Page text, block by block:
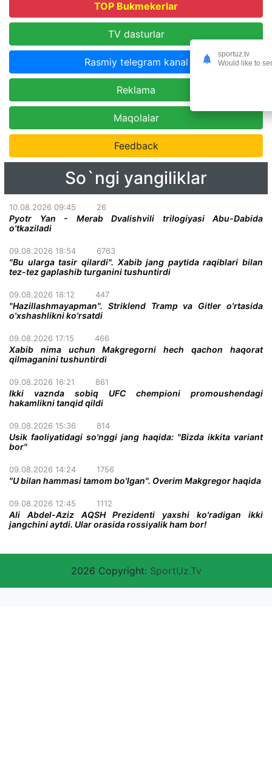
TOP Bukmekerlar
TV dasturlar
Rasmiy telegram kanal
Reklama
Maqolalar
Feedback
So`ngi yangiliklar
10.08.2026 09:45 26
Pyotr Yan - Merab Dvalishvili trilogiyasi Abu-Dabida
o'tkaziladi
09.08.2026 18:54 6763
"Bu ularga tasir qilardi". Xabib jang paytida raqiblari bilan
tez-tez gaplashib turganini tushuntirdi
09.08.2026 18:12 447
"Hazillashmayapman". Striklend Tramp va Gitler o'rtasida
o'xshashlikni ko'rsatdi
09.08.2026 17:15 466
Xabib nima uchun Makgregorni hech qachon haqorat
qilmaganini tushuntirdi
09.08.2026 16:21 861
Ikki vaznda sobiq UFC chempioni promoushendagi
hakamlikni tanqid qildi
09.08.2026 15:36 814
Usik faoliyatidagi so'nggi jang haqida: "Bizda ikkita variant
bor"
09.08.2026 14:24 1756
"U bilan hammasi tamom bo'lgan". Overim Makgregor haqida
09.08.2026 12:45 1112
Ali Abdel-Aziz AQSH Prezidenti yaxshi ko'radigan ikki
jangchini aytdi. Ular orasida rossiyalik ham bor!
2026 Copyright: SportUz.Tv
sportuz.tv
Would like to